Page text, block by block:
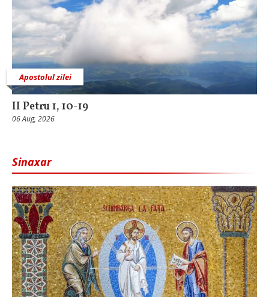
Apostolul zilei
II Petru 1, 10-19
06 Aug, 2026
Sinaxar